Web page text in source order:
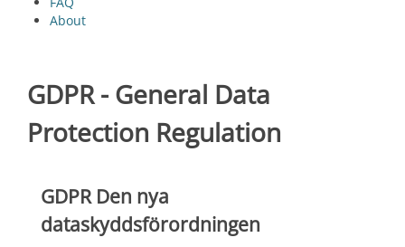
About
GDPR - General Data
Protection Regulation
GDPR Den nya
dataskyddsförordningen